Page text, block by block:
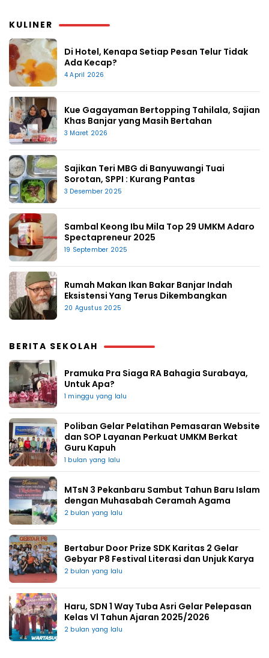
KULINER
Di Hotel, Kenapa Setiap Pesan Telur Tidak
Ada Kecap?
4 April 2026
Kue Gagayaman Bertopping Tahilala, Sajian
Khas Banjar yang Masih Bertahan
3 Maret 2026
Sajikan Teri MBG di Banyuwangi Tuai
Sorotan, SPPI : Kurang Pantas
3 Desember 2025
Sambal Keong Ibu Mila Top 29 UMKM Adaro
Spectapreneur 2025
19 September 2025
Rumah Makan Ikan Bakar Banjar Indah
Eksistensi Yang Terus Dikembangkan
20 Agustus 2025
BERITA SEKOLAH
Pramuka Pra Siaga RA Bahagia Surabaya,
Untuk Apa?
1 minggu yang lalu
Poliban Gelar Pelatihan Pemasaran Website
dan SOP Layanan Perkuat UMKM Berkat
Guru Kapuh
1 bulan yang lalu
MTsN 3 Pekanbaru Sambut Tahun Baru Islam
dengan Muhasabah Ceramah Agama
2 bulan yang lalu
Bertabur Door Prize SDK Karitas 2 Gelar
Gebyar P8 Festival Literasi dan Unjuk Karya
2 bulan yang lalu
Haru, SDN 1 Way Tuba Asri Gelar Pelepasan
Kelas Vl Tahun Ajaran 2025/2026
2 bulan yang lalu